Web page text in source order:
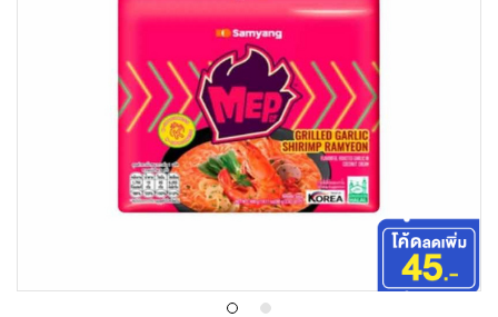
เครื่องดื่มและผงชงดื่ม
เครื่องปรุงรสและของแห้ง
ขนมขบเคี้ยว และช็อคโกแลต
อาหารสด ผัก ผลไม้และเบเกอรี่
พระเครื่อง test pop